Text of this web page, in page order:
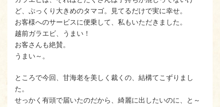
ど、ぷっくり大きめのタマゴ。見てるだけで実に幸せ。
お客様へのサービスに便乗して、私もいただきました。
越前ガラエビ、うまい！
お客さんも絶賛。
うまい～。
ところで今回、甘海老を美しく裁くの、結構てこずりまし
た。
せっかく有頭で届いたのだから、綺麗に出したいのに、と～